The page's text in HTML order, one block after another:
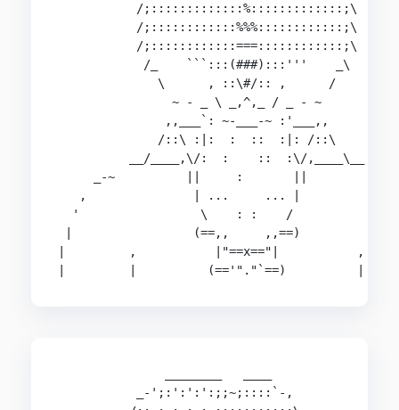
           /;:::::::::::::%:::::::::::::;\
           /;::::::::::::%%%::::::::::::;\
           /;::::::::::::===::::::::::::;\
            /_    ```:::(###):::'''    _\
              \      , ::\#/:: ,      /
                ~ - _ \ _,^,_ / _ - ~
               ,,___`: ~-___-~ :'___,,
              /::\ :|:  :  ::  :|: /::\
          __/____,\/:  :    ::  :\/,____\__
     _-~          ||     :       ||          ~-_
,               | ...     ... |
'                 \    : :    /
|                 (==,,     ,,==)
|         ,           |"==x=="|           ,
|         |          (=='"."`==)          |
           _-';:':':':;;~;::::`-,